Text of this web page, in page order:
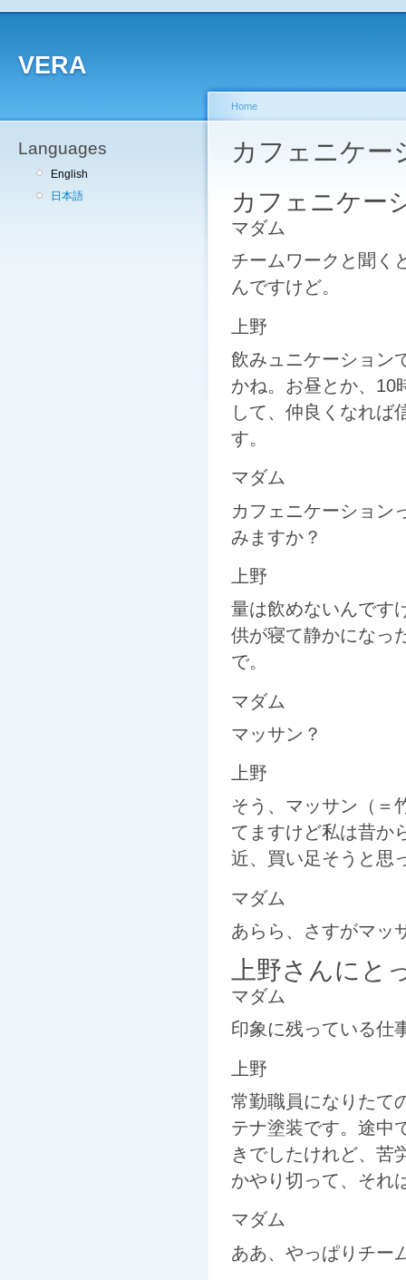
VERA
Languages
English
日本語
Home
カフェニケー
カフェニケー
マダム
チームワークと聞く
んですけど。
上野
飲みュニケーション
かね。お昼とか、10
して、仲良くなれば
す。
マダム
カフェニケーショ
みますか？
上野
量は飲めないんです
供が寝て静かになっ
で。
マダム
マッサン？
上野
そう、マッサン（＝
てますけど私は昔か
近、買い足そうと思
マダム
あらら、さすがマッ
上野さんにと
マダム
印象に残っている仕
上野
常勤職員になりたて
テナ塗装です。途中
きでしたけれど、苦
かやり切って、それ
マダム
ああ、やっぱりチー